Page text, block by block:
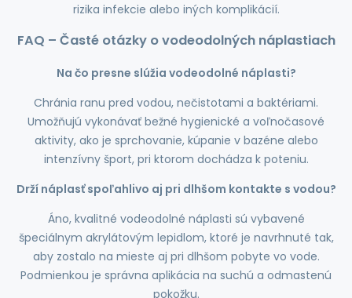
rizika infekcie alebo iných komplikácií.
FAQ – Časté otázky o vodeodolných náplastiach
Na čo presne slúžia vodeodolné náplasti?
Chránia ranu pred vodou, nečistotami a baktériami.
Umožňujú vykonávať bežné hygienické a voľnočasové
aktivity, ako je sprchovanie, kúpanie v bazéne alebo
intenzívny šport, pri ktorom dochádza k poteniu.
Drží náplasť spoľahlivo aj pri dlhšom kontakte s vodou?
Áno, kvalitné vodeodolné náplasti sú vybavené
špeciálnym akrylátovým lepidlom, ktoré je navrhnuté tak,
aby zostalo na mieste aj pri dlhšom pobyte vo vode.
Podmienkou je správna aplikácia na suchú a odmastenú
pokožku.